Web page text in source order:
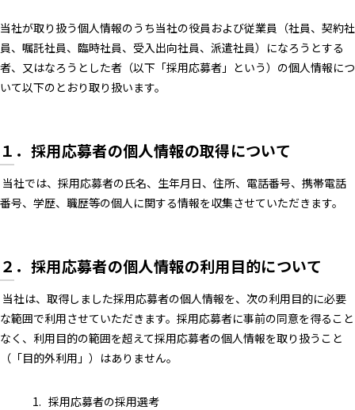
当社が取り扱う個人情報のうち当社の役員および従業員（社員、契約社
員、嘱託社員、臨時社員、受入出向社員、派遣社員）になろうとする
者、又はなろうとした者（以下「採用応募者」という）の個人情報につ
いて以下のとおり取り扱います。
１．採用応募者の個人情報の取得について
当社では、採用応募者の氏名、生年月日、住所、電話番号、携帯電話
番号、学歴、職歴等の個人に関する情報を収集させていただきます。
２．採用応募者の個人情報の利用目的について
当社は、取得しました採用応募者の個人情報を、次の利用目的に必要
な範囲で利用させていただきます。採用応募者に事前の同意を得ること
なく、利用目的の範囲を超えて採用応募者の個人情報を取り扱うこと
（「目的外利用」）はありません。
採用応募者の採用選考